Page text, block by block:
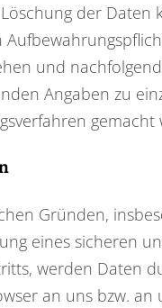
der Daten
und
Angaben zu
gemacht
Gründen,
eines sicheren
werden Daten
an uns bzw. an